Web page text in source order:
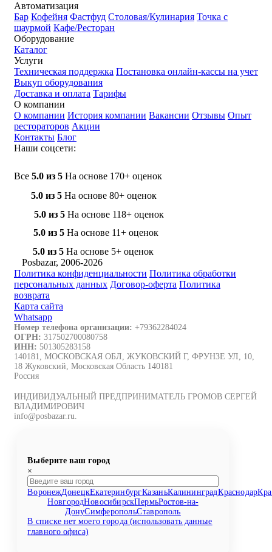
Автоматизация
Бар Кофейня Фастфуд Столовая/Кулинария Точка с
шаурмой Кафе/Ресторан
Оборудование
Каталог
Услуги
Техническая поддержка Постановка онлайн-кассы на учет
Выкуп оборудования
Доставка и оплата Тарифы
О компании
О компании История компании Вакансии Отзывы Опыт
рестораторов Акции
Контакты Блог
Наши соцсети:
Все 5.0 из 5 На основе 170+ оценок
5.0 из 5 На основе 80+ оценок
5.0 из 5 На основе 118+ оценок
5.0 из 5 На основе 11+ оценок
5.0 из 5 На основе 5+ оценок
Posbazar, 2006-2026
Политика конфиденциальности Политика обработки
персональных данных Договор-оферта Политика
возврата
Карта сайта
Whatsapp
Номер телефона организации: +79362284024
ОГРН: 317502700080758
ИНН: 501305283158
140181, МОСКОВСКАЯ ОБЛ, ЖУКОВСКИЙ Г, ФРУНЗЕ УЛ, 10,
18 Жуковский, Московская Область 140181
Россия
ИНДИВИДУАЛЬНЫЙ ПРЕДПРИНИМАТЕЛЬ ГРОМОВ СЕРГЕЙ
ВЛАДИМИРОВИЧ
info@posbazar.ru.
Выберите ваш город
×
ВоронежДонецкЕкатеринбургКазаньКалининградКраснодар
НовгородНовосибирскПермьРостов-на-
ДонуСимферопольСтаврополь
В списке нет моего города (использовать данные
главного офиса)